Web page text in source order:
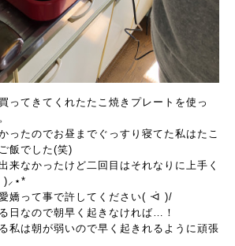
ってきてくれたたこ焼きプレートを使っ
ったのでお昼までぐっすり寝てた私はたこ
飯でした(笑)
来なかったけど二回目はそれなりに上手く
)⸝⋆*
嬌って事で許してください( ᐙ )/
日なので朝早く起きなければ…！
私は朝が弱いので早く起きれるように頑張